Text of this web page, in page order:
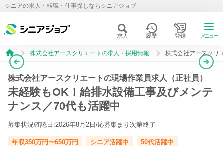
シニアの求人・転職・仕事探しならシニアジョブ
求人 履歴 登録 メニュー
株式会社アースクリエートの求人・採用情報 株式会社アースクリ
株式会社アースクリエートの現場作業員求人（正社員）
未経験もOK！給排水設備工事及びメンテ
ナンス／70代も活躍中
募集状況確認日:2026年8月2日/応募集まり次第終了
年収350万円〜650万円 シニア活躍中 50代活躍中